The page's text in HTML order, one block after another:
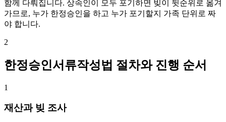
함께 다뤄집니다. 상속인이 모두 포기하면 빚이 뒷순위로 옮겨
가므로, 누가 한정승인을 하고 누가 포기할지 가족 단위로 짜
야 합니다.
2
한정승인서류작성법 절차와 진행 순서
1
재산과 빚 조사